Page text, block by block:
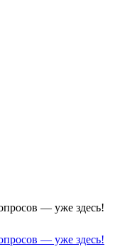
— уже здесь!
— уже здесь!